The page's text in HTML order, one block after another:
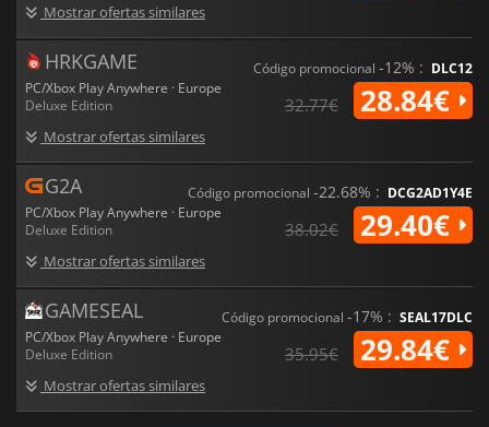
Mostrar ofertas similares
HRKGAME
PC/Xbox Play Anywhere · Europe
Deluxe Edition
Mostrar ofertas similares
Código promocional -12% : DLC12
32.77€ 28.84€
G2A
PC/Xbox Play Anywhere · Europe
Deluxe Edition
Mostrar ofertas similares
Código promocional -22.68% : DCG2AD1Y4E
38.02€ 29.40€
GAMESEAL
PC/Xbox Play Anywhere · Europe
Deluxe Edition
Mostrar ofertas similares
Código promocional -17% : SEAL17DLC
35.95€ 29.84€